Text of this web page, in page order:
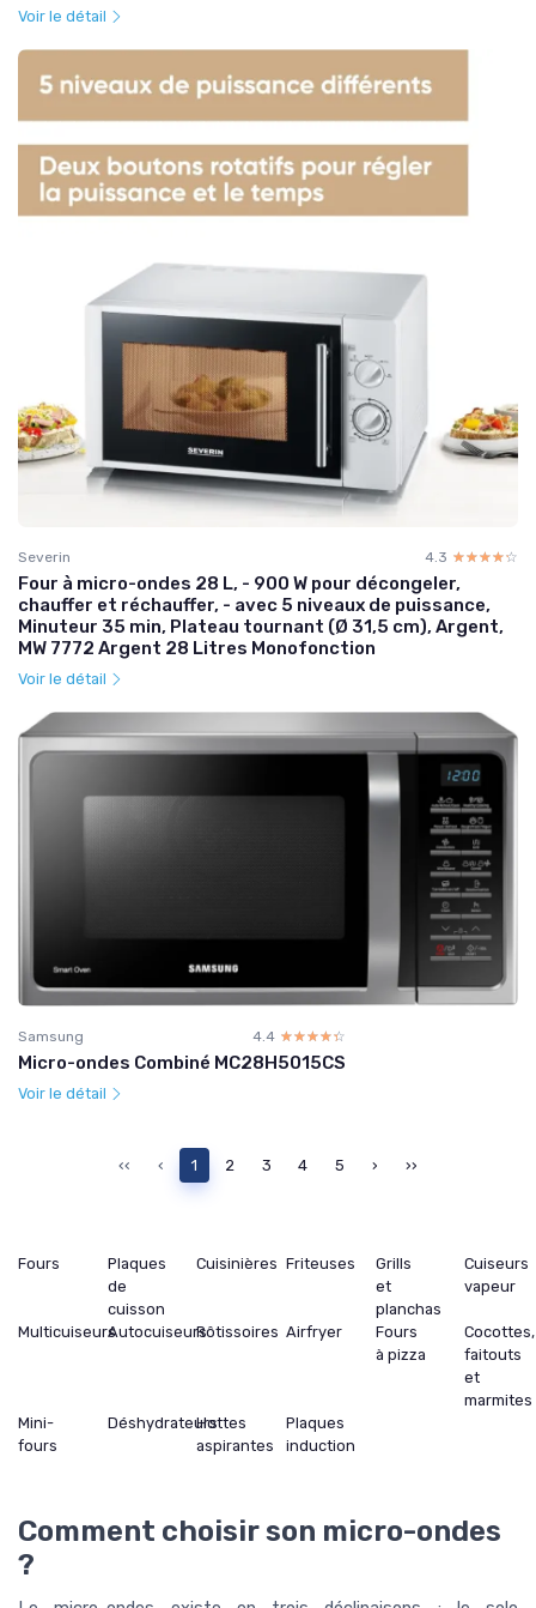
Voir le détail
Severin 4.3 ☆☆☆☆☆
★★★★★
Four à micro-ondes 28 L, - 900 W pour décongeler,
chauffer et réchauffer, - avec 5 niveaux de puissance,
Minuteur 35 min, Plateau tournant (Ø 31,5 cm), Argent,
MW 7772 Argent 28 Litres Monofonction
Voir le détail
Samsung 4.4 ☆☆☆☆☆
★★★★★
Micro-ondes Combiné MC28H5015CS
Voir le détail
‹‹ ‹ 1 2 3 4 5 › ››
Fours
Plaques
de
cuisson
Cuisinières Friteuses
Grills
et
planchas
Cuiseurs
vapeur
MulticuiseursAutocuiseursRôtissoires Airfryer
Fours
à pizza
Cocottes,
faitouts
et
marmites
Mini-
fours
DéshydrateursHottes
aspirantes
Plaques
induction
Comment choisir son micro-ondes
?